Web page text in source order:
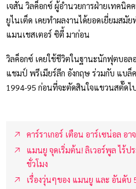
เจสัน วิลค็อกซ์ ผู้อำนวยการฝ่ายเทคนิ
ยูไนเต็ด เคยทำผลงานได้ยอดเยี่ยมสมั
แมนเชสเตอร์ ซิตี้ มาก่อน
วิลค็อกซ์ เคยใช้ชีวิตในฐานะนักฟุตบอล
แชมป์ พรีเมียร์ลีก อังกฤษ ร่วมกับ แบล็ค
1994-95 ก่อนที่จะตัดสินใจแขวนสตั๊ดไ
คาร์ราเกอร์ เตือน อาร์เซน่อล อ
แมนยู จุดเริ่มต้น! ลิเวอร์พูล ไร้ป
ชั่วโมง
เรื่องวุ่นๆของ แมนยู และ อันดับ